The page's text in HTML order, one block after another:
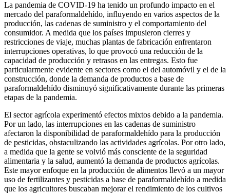
La pandemia de COVID-19 ha tenido un profundo impacto en el
mercado del paraformaldehído, influyendo en varios aspectos de la
producción, las cadenas de suministro y el comportamiento del
consumidor. A medida que los países impusieron cierres y
restricciones de viaje, muchas plantas de fabricación enfrentaron
interrupciones operativas, lo que provocó una reducción de la
capacidad de producción y retrasos en las entregas. Esto fue
particularmente evidente en sectores como el del automóvil y el de la
construcción, donde la demanda de productos a base de
paraformaldehído disminuyó significativamente durante las primeras
etapas de la pandemia.
El sector agrícola experimentó efectos mixtos debido a la pandemia.
Por un lado, las interrupciones en las cadenas de suministro
afectaron la disponibilidad de paraformaldehído para la producción
de pesticidas, obstaculizando las actividades agrícolas. Por otro lado,
a medida que la gente se volvió más consciente de la seguridad
alimentaria y la salud, aumentó la demanda de productos agrícolas.
Este mayor enfoque en la producción de alimentos llevó a un mayor
uso de fertilizantes y pesticidas a base de paraformaldehído a medida
que los agricultores buscaban mejorar el rendimiento de los cultivos